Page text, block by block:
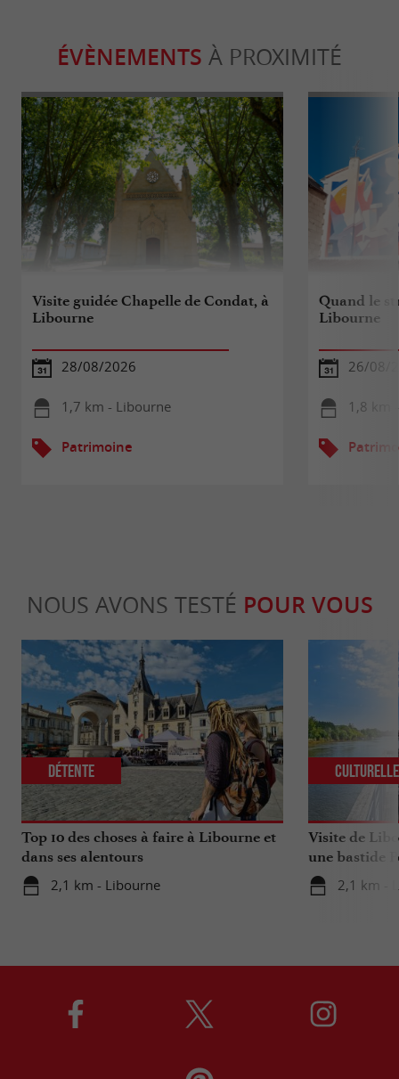
ÉVÈNEMENTS À PROXIMITÉ
Visite guidée Chapelle de Condat, à
Libourne
28/08/2026
1,7 km - Libourne
Patrimoine
Quand le
Libourne
26/08/
1,8 km
NOUS AVONS TESTÉ POUR VOUS
Top 10 des choses à faire à Libourne et
dans ses alentours
2,1 km - Libourne
Détente
Visite de
une bastide
2,1 km -
Culturelle